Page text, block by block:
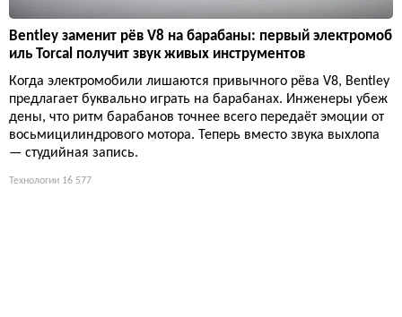
Bentley заменит рёв V8 на барабаны: первый электромоб
иль Torcal получит звук живых инструментов
Когда электромобили лишаются привычного рёва V8, Bentley
предлагает буквально играть на барабанах. Инженеры убеж
дены, что ритм барабанов точнее всего передаёт эмоции от
восьмицилиндрового мотора. Теперь вместо звука выхлопа
— студийная запись.
Технологии 16 577